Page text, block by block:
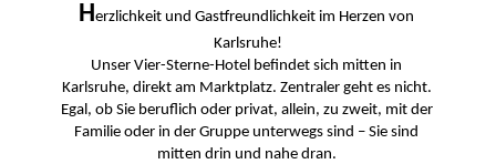
Herzlichkeit und Gastfreundlichkeit im Herzen von
Karlsruhe!
Unser Vier-Sterne-Hotel befindet sich mitten in
Egal, ob Sie beruflich oder privat, allein, zu zweit, mit der
Familie oder in der Gruppe unterwegs sind – Sie sind
mitten drin und nahe dran.